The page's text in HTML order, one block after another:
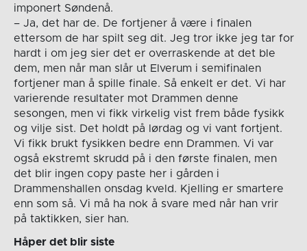
imponert Søndenå.
– Ja, det har de. De fortjener å være i finalen
ettersom de har spilt seg dit. Jeg tror ikke jeg tar for
hardt i om jeg sier det er overraskende at det ble
dem, men når man slår ut Elverum i semifinalen
fortjener man å spille finale. Så enkelt er det. Vi har
varierende resultater mot Drammen denne
sesongen, men vi fikk virkelig vist frem både fysikk
og vilje sist. Det holdt på lørdag og vi vant fortjent.
Vi fikk brukt fysikken bedre enn Drammen. Vi var
også ekstremt skrudd på i den første finalen, men
det blir ingen copy paste her i gården i
Drammenshallen onsdag kveld. Kjelling er smartere
enn som så. Vi må ha nok å svare med når han vrir
på taktikken, sier han.
Håper det blir siste